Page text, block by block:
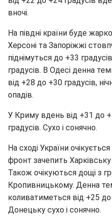
вночі.
На півдні країни буде
Херсоні та Запоріжжі
піднімуться до +33
градусів. В Одесі денна
від +28 до +30 градусів,
опадів.
У Криму вдень від +31 до
градусів. Сухо і сонячно.
На сході України
фронт зачепить
Також очікуються дощі з
Кропивницькому. Денна
коливатиметься від +25
Донецьку сухо і сонячно.